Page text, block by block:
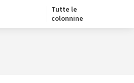
Tutte le
colonnine